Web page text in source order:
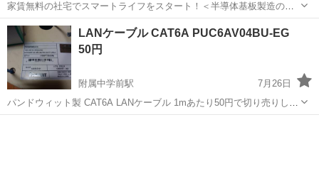
家賃無料の社宅でスマートライフをスタート！＜半導体基板製造の機
械操作・検査＞ランチ代もかからないオトクな職場◎／稼ぎもしっか
り！月収例31万円／長野県茅野市 半導体基板の製造・検査 クリーンル
ーム内で、半導体基板の製造や検...
長野 茅野市 その他
LANケーブル CAT6A PUC6AV04BU-EG
50円
附属中学前駅
7月26日
パンドウィット製 CAT6A LANケーブル 1mあたり50円で切り売りしま
す。 加工用の工具の貸し出しもできますよ。 ドラムでありますので、